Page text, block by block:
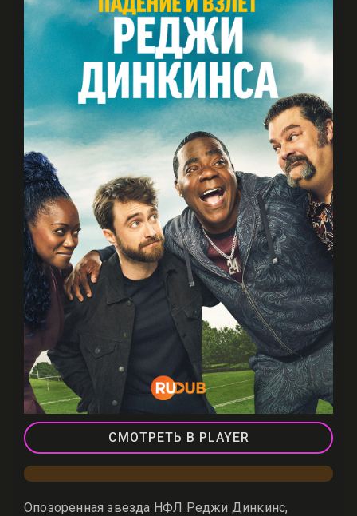
СМОТРЕТЬ В PLAYER
Опозоренная звезда НФЛ Реджи Динкинс,